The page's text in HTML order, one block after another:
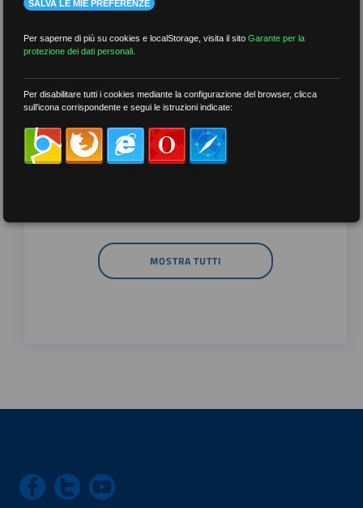
più recenti
meno recenti
per tag
##DS ##FGU ##Gilda
MOSTRA TUTTI
SALVA LE MIE PREFERENZE
Per saperne di più su cookies e localStorage, visita il sitoGarante per la
protezione dei dati personali
Per disabilitare tutti i cookies mediante la configurazione del browser, clicca
sull'icona corrispondente e segui le istruzioni indicate: